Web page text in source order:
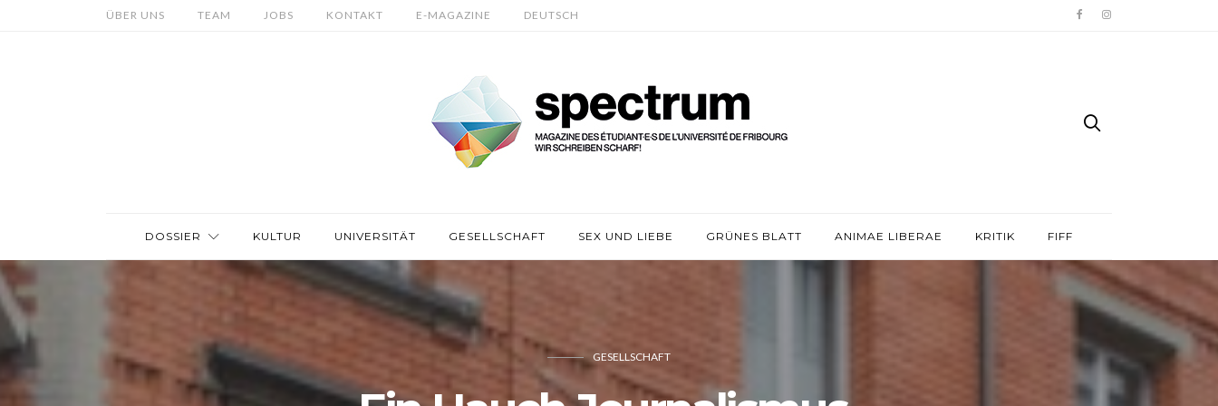
ÜBER UNS TEAM JOBS KONTAKT E-MAGAZINE DEUTSCH
DOSSIER KULTUR UNIVERSITÄT GESELLSCHAFT SEX UND LIEBE GRÜNES BLATT ANIMAE LIBERAE KRITIK FIFF
GESELLSCHAFT